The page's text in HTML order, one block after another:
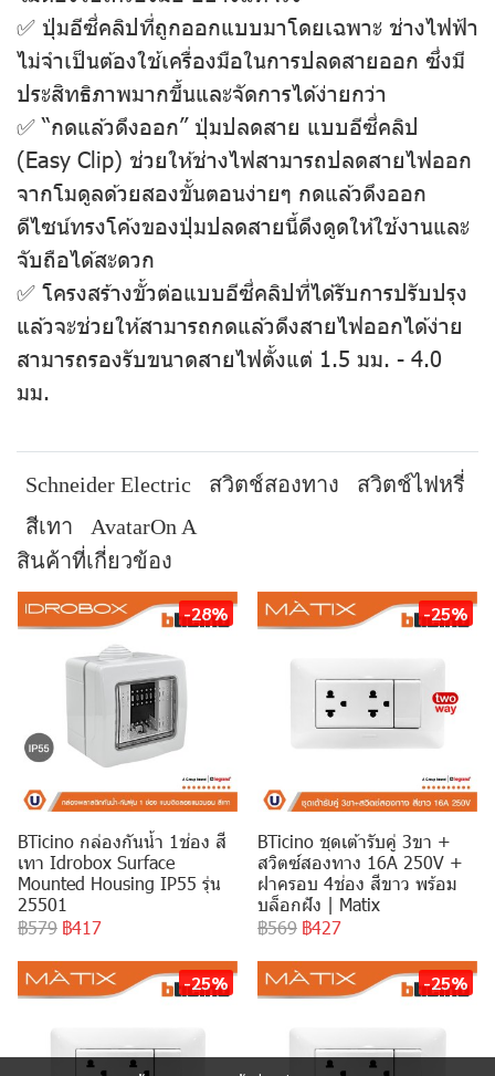
✅ ปุ่มอีซี่คลิปที่ถูกออกแบบมาโดยเฉพาะ ช่างไฟฟ้า
ไม่จําเป็นต้องใช้เครื่องมือในการปลดสายออก ซึ่งมี
ประสิทธิภาพมากขึ้นและจัดการได้ง่ายกว่า
✅ “กดแล้วดึงออก” ปุ่มปลดสาย แบบอีซี่คลิป
(Easy Clip) ช่วยให้ช่างไฟสามารถปลดสายไฟออก
จากโมดูลด้วยสองขั้นตอนง่ายๆ กดแล้วดึงออก
ดีไซน์ทรงโค้งของปุ่มปลดสายนี้ดึงดูดให้ใช้งานและ
จับถือได้สะดวก
✅ โครงสร้างขั้วต่อแบบอีซี่คลิปที่ได้รับการปรับปรุง
แล้วจะช่วยให้สามารถกดแล้วดึงสายไฟออกได้ง่าย
สามารถรองรับขนาดสายไฟตั้งแต่ 1.5 มม. - 4.0
มม.
Schneider Electric สวิตช์สองทาง
สวิตช์ไฟหรี่
สีเทา
AvatarOn A
สินค้าที่เกี่ยวข้อง
-28%
BTicino กล่องกันน้ำ 1ช่อง สี
เทา Idrobox Surface
Mounted Housing IP55 รุ่น
25501
฿579 ฿417
-25%
BTicino ชุดเต้ารับคู่ 3ขา +
สวิตซ์สองทาง 16A 250V +
ฝาครอบ 4ช่อง สีขาว พร้อม
บล็อกฝัง | Matix
฿569 ฿427
-25% -25%